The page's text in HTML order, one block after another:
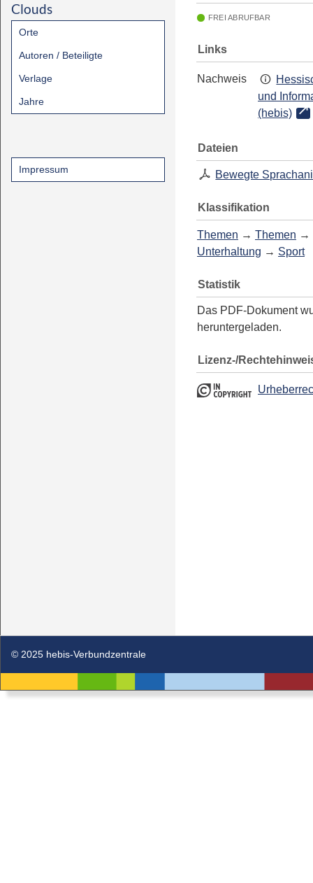
Clouds
Orte
Autoren / Beteiligte
Verlage
Jahre
Impressum
FREI ABRUFBAR
Links
Nachweis
und
(hebis)
Dateien
Bewegte
Klassifikation
Themen → Themen →
Unterhaltung → Sport
Statistik
Das PDF-Dokument
heruntergeladen.
Lizenz-/
© 2025 hebis-Verbundzentrale